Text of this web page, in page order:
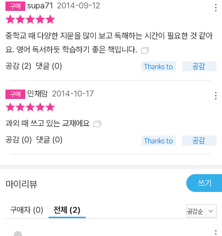
supa71 2014-09-12
중학교 때 다양한 지문을 많이 보고 독해하는 시간이 필요한 것 같아
요. 영어 독서하듯 학습하기 좋은 책입니다.
공감 (2) 댓글 (0)
민채맘 2014-10-17
과외 때 쓰고 있는 교재에요
공감 (0) 댓글 (0)
마이리뷰 쓰기
구매자 (0) 전체 (2)